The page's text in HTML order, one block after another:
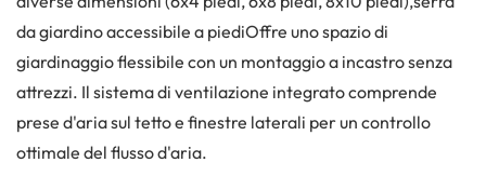
da giardino accessibile a piediOffre uno spazio di
giardinaggio flessibile con un montaggio a incastro senza
attrezzi. Il sistema di ventilazione integrato comprende
prese d'aria sul tetto e finestre laterali per un controllo
ottimale del flusso d'aria.